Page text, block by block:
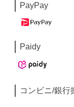
PayPay
Paidy
コンビニ/銀行